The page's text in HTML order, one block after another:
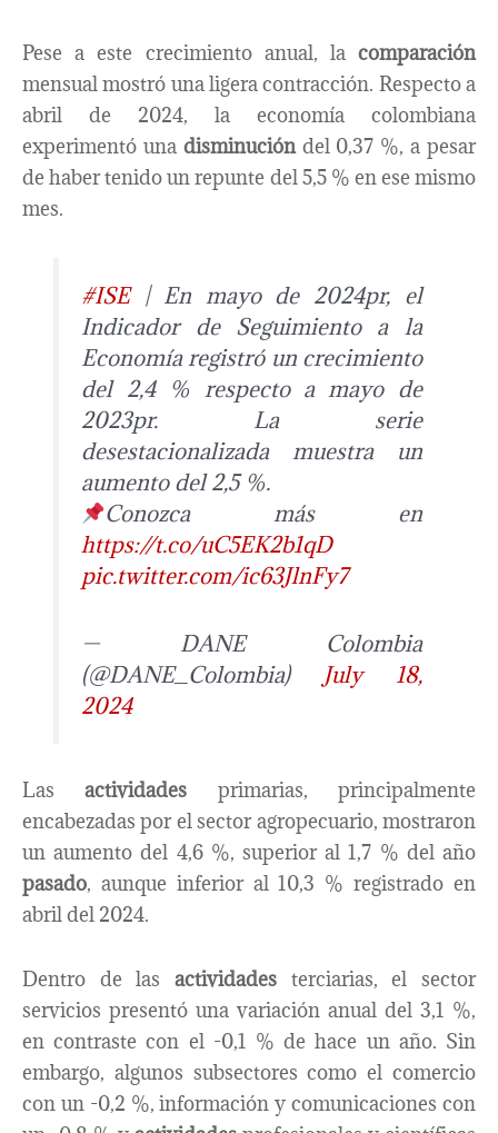
Pese a este crecimiento anual, la comparación
mensual mostró una ligera contracción. Respecto a
abril de 2024, la economía colombiana
experimentó una disminución del 0,37 %, a pesar
de haber tenido un repunte del 5,5 % en ese mismo
mes.
#ISE| En mayo de 2024pr, el
Indicador de Seguimiento a la
Economía registró un crecimiento
del 2,4 % respecto a mayo de
2023pr. La serie
desestacionalizada muestra un
aumento del 2,5 %.
Conozca más en
https://t.co/uC5EK2b1qD
pic.twitter.com/ic63JlnFy7
— DANE Colombia
(@DANE_Colombia) July 18,
2024
Lasactividades primarias, principalmente
encabezadas por el sector agropecuario, mostraron
un aumento del 4,6 %, superior al 1,7 % del año
pasado, aunque inferior al 10,3 % registrado en
abril del 2024.
Dentro de las actividades terciarias, el sector
servicios presentó una variación anual del 3,1 %,
en contraste con el -0,1 % de hace un año. Sin
embargo, algunos subsectores como el comercio
con un -0,2 %, información y comunicaciones con